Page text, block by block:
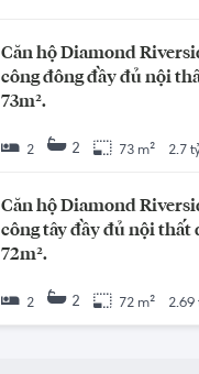
Căn hộ Diamond
công đông đầy đủ nội
73m².
2 2 73 m² 2.7
Căn hộ Diamond
công tây đầy đủ nội thất
72m².
2 2 72 m² 2.69